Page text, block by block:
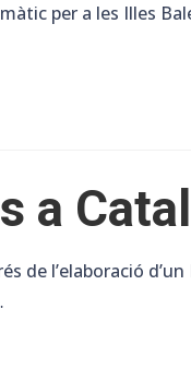
per a les Illes
a
de l’elaboració